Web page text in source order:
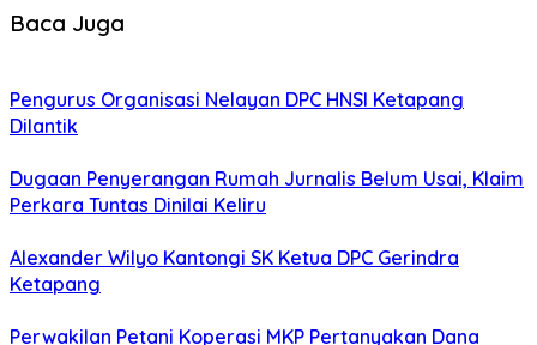
Baca Juga
Pengurus Organisasi Nelayan DPC HNSI Ketapang
Dilantik
Dugaan Penyerangan Rumah Jurnalis Belum Usai, Klaim
Perkara Tuntas Dinilai Keliru
Alexander Wilyo Kantongi SK Ketua DPC Gerindra
Ketapang
Perwakilan Petani Koperasi MKP Pertanyakan Dana